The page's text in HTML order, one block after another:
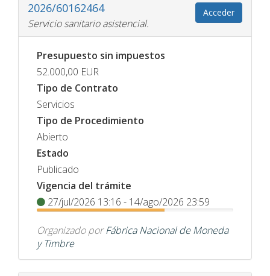
2026/60162464
Servicio sanitario asistencial.
Acceder
Presupuesto sin impuestos
52.000,00 EUR
Tipo de Contrato
Servicios
Tipo de Procedimiento
Abierto
Estado
Publicado
Vigencia del trámite
27/jul/2026 13:16 - 14/ago/2026 23:59
Organizado por Fábrica Nacional de Moneda
y Timbre